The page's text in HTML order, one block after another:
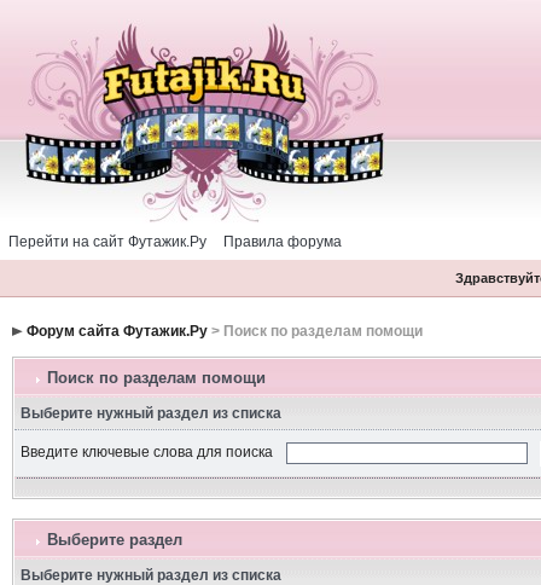
Перейти на сайт Футажик.Ру Правила форума
Форум сайта Футажик.Ру> Поиск по разделам помощи
Поиск по разделам помощи
Выберите нужный раздел из списка
Введите ключевые слова для поиска
Выберите раздел
Выберите нужный раздел из списка